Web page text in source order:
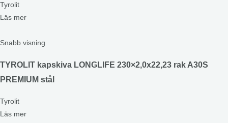
Tyrolit
Läs mer
Snabb visning
TYROLIT kapskiva LONGLIFE 230×2,0x22,23 rak A30S
PREMIUM stål
Tyrolit
Läs mer